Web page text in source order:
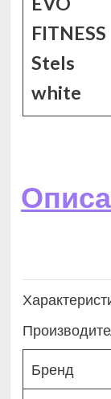
FITNESS
Stels
white
Бренд